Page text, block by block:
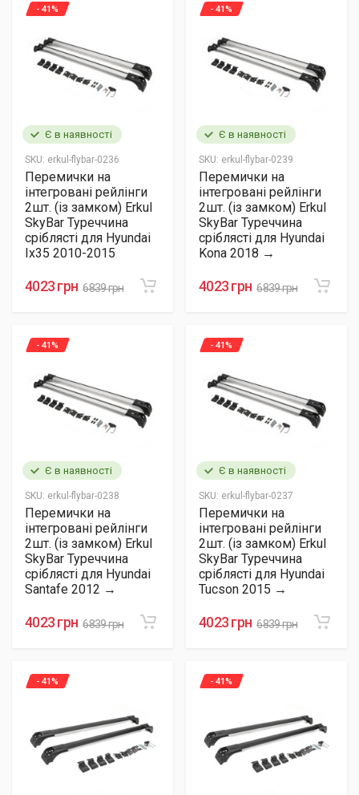
Є в наявності
SKU: erkul-flybar-0236
- 41%
Перемички на
інтегровані рейлінги
2шт. (із замком) Erkul
SkyBar Туреччина
сріблясті для Hyundai
Ix35 2010-2015
4023 грн 6839 грн
Є в наявності
SKU: erkul-flybar-0239
- 41%
Перемички на
інтегровані рейлінги
2шт. (із замком) Erkul
SkyBar Туреччина
сріблясті для Hyundai
Kona 2018 →
4023 грн 6839 грн
Є в наявності
SKU: erkul-flybar-0238
- 41%
Перемички на
інтегровані рейлінги
2шт. (із замком) Erkul
SkyBar Туреччина
сріблясті для Hyundai
Santafe 2012 →
4023 грн 6839 грн
Є в наявності
SKU: erkul-flybar-0237
- 41%
Перемички на
інтегровані рейлінги
2шт. (із замком) Erkul
SkyBar Туреччина
сріблясті для Hyundai
Tucson 2015 →
4023 грн 6839 грн
- 41% - 41%